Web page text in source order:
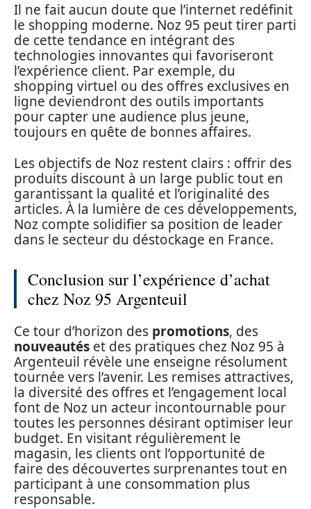
Il ne fait aucun doute que l’internet redéfinit
le shopping moderne. Noz 95 peut tirer parti
de cette tendance en intégrant des
technologies innovantes qui favoriseront
l’expérience client. Par exemple, du
shopping virtuel ou des offres exclusives en
ligne deviendront des outils importants
pour capter une audience plus jeune,
toujours en quête de bonnes affaires.
Les objectifs de Noz restent clairs : offrir des
produits discount à un large public tout en
garantissant la qualité et l’originalité des
articles. À la lumière de ces développements,
Noz compte solidifier sa position de leader
dans le secteur du déstockage en France.
Conclusion sur l’expérience d’achat
chez Noz 95 Argenteuil
Ce tour d’horizon des promotions, des
nouveautés et des pratiques chez Noz 95 à
Argenteuil révèle une enseigne résolument
tournée vers l’avenir. Les remises attractives,
la diversité des offres et l’engagement local
font de Noz un acteur incontournable pour
toutes les personnes désirant optimiser leur
budget. En visitant régulièrement le
magasin, les clients ont l’opportunité de
faire des découvertes surprenantes tout en
participant à une consommation plus
responsable.